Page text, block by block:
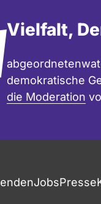
Vielfalt,
demokratische
die Moderation
JobsPresse